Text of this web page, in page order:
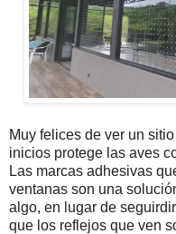
Muy felices de ver un
inicios protege las aves
Las marcas adhesivas
ventanas son una
algo, en lugar de
que los reflejos que ven